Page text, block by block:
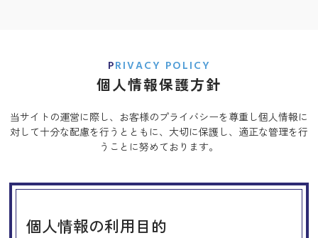
PRIVACY POLICY
個人情報保護方針
当サイトの運営に際し、お客様のプライバシーを尊重し個人情報に
対して十分な配慮を行うとともに、 大切に保護し、適正な管理を行
うことに努めております。
個人情報の利用目的